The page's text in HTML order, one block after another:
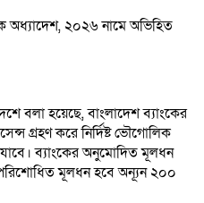
অধ্যাদেশ, ২০২৬ নামে অভিহিত
বলা হয়েছে, বাংলাদেশ ব্যাংকের
গ্রহণ করে নির্দিষ্ট ভৌগোলিক
যাবে। ব্যাংকের অনুমোদিত মূলধন
মূলধন হবে অন্যূন ২০০